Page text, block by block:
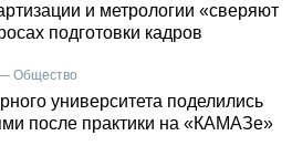
и метрологии «сверяют
подготовки кадров
Общество
университета поделились
после практики на «КАМАЗе»